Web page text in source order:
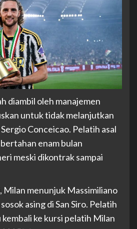
diambil oleh manajemen
untuk tidak melanjutkan
Conceicao. Pelatih asal
enam bulan
meski dikontrak sampai
Milan menunjuk Massimiliano
asing di San Siro. Pelatih
ke kursi pelatih Milan